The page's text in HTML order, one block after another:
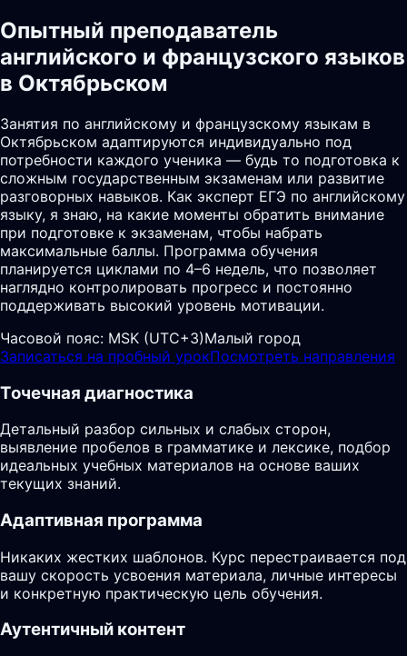
Опытный преподаватель
английского и французского языков
в Октябрьском
Занятия по английскому и французскому языкам в
Октябрьском адаптируются индивидуально под
потребности каждого ученика — будь то подготовка к
сложным государственным экзаменам или развитие
разговорных навыков. Как эксперт ЕГЭ по английскому
языку, я знаю, на какие моменты обратить внимание
при подготовке к экзаменам, чтобы набрать
максимальные баллы. Программа обучения
планируется циклами по 4–6 недель, что позволяет
наглядно контролировать прогресс и постоянно
поддерживать высокий уровень мотивации.
Часовой пояс: MSK (UTC+3)Малый город
Записаться на пробный урокПосмотреть направления
Точечная диагностика
Детальный разбор сильных и слабых сторон,
выявление пробелов в грамматике и лексике, подбор
идеальных учебных материалов на основе ваших
текущих знаний.
Адаптивная программа
Никаких жестких шаблонов. Курс перестраивается под
вашу скорость усвоения материала, личные интересы
и конкретную практическую цель обучения.
Аутентичный контент